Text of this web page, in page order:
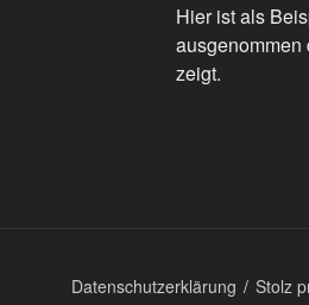
Hier ist als
zeigt.
Datenschutzerklärung Stolz